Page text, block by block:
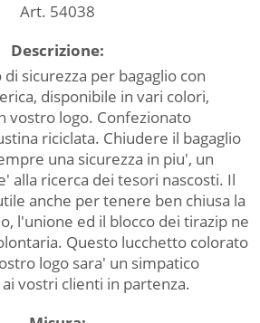
Art. 54038
Descrizione:
sicurezza per bagaglio con
disponibile in vari colori,
vostro logo. Confezionato
riciclata. Chiudere il bagaglio
una sicurezza in piu', un
alla ricerca dei tesori nascosti. Il
anche per tenere ben chiusa la
l'unione ed il blocco dei tirazip ne
Questo lucchetto colorato
logo sara' un simpatico
vostri clienti in partenza.